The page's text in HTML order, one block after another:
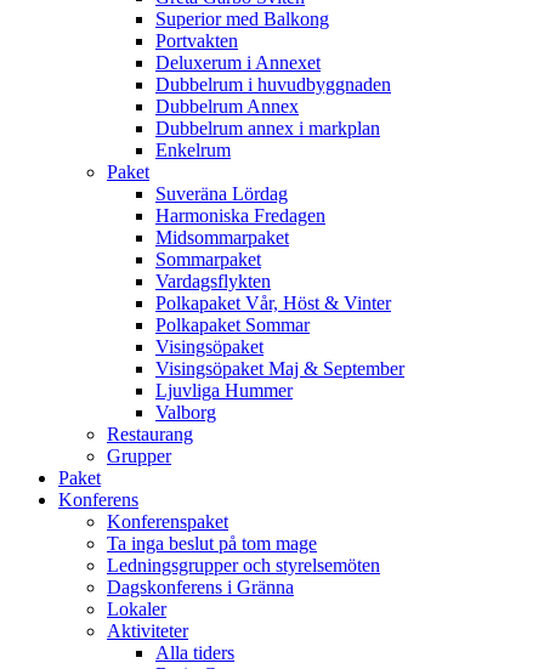
Superior med Balkong
Portvakten
Deluxerum i Annexet
Dubbelrum i huvudbyggnaden
Dubbelrum Annex
Dubbelrum annex i markplan
Enkelrum
Paket
Suveräna Lördag
Harmoniska Fredagen
Midsommarpaket
Sommarpaket
Vardagsflykten
Polkapaket Vår, Höst & Vinter
Polkapaket Sommar
Visingsöpaket
Visingsöpaket Maj & September
Ljuvliga Hummer
Valborg
Restaurang
Grupper
Paket
Konferens
Konferenspaket
Ta inga beslut på tom mage
Ledningsgrupper och styrelsemöten
Dagskonferens i Gränna
Lokaler
Aktiviteter
Alla tiders